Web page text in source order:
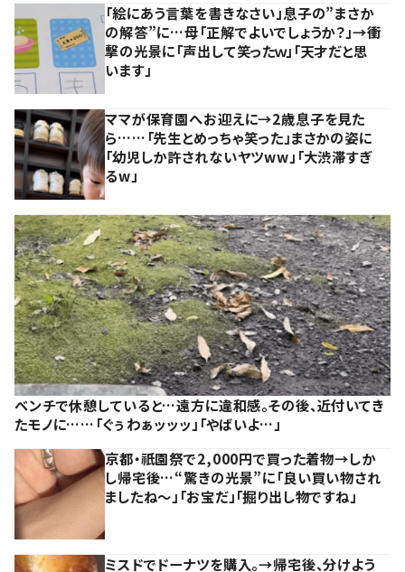
「絵にあう言葉を書きなさい」息子の”まさか
の解答”に…母「正解でよいでしょうか？」→衝
撃の光景に「声出して笑ったｗ」「天才だと思
います」
ママが保育園へお迎えに→2歳息子を見た
ら……「先生とめっちゃ笑った」まさかの姿に
「幼児しか許されないヤツww」「大渋滞すぎ
るw」
ベンチで休憩していると…遠方に違和感。その後、近付いてき
たモノに……「ぐぅわぁッッッ」「やばいよ…」
京都・祇園祭で2,000円で買った着物→しか
し帰宅後…“驚きの光景”に「良い買い物され
ましたね～」「お宝だ」「掘り出し物ですね」
ミスドでドーナツを購入。→帰宅後、分けよう